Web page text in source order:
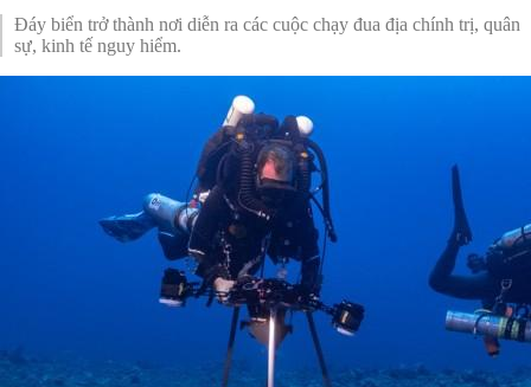
Đáy biển trở thành nơi diễn ra các cuộc chạy đua địa chính trị, quân
sự, kinh tế nguy hiểm.